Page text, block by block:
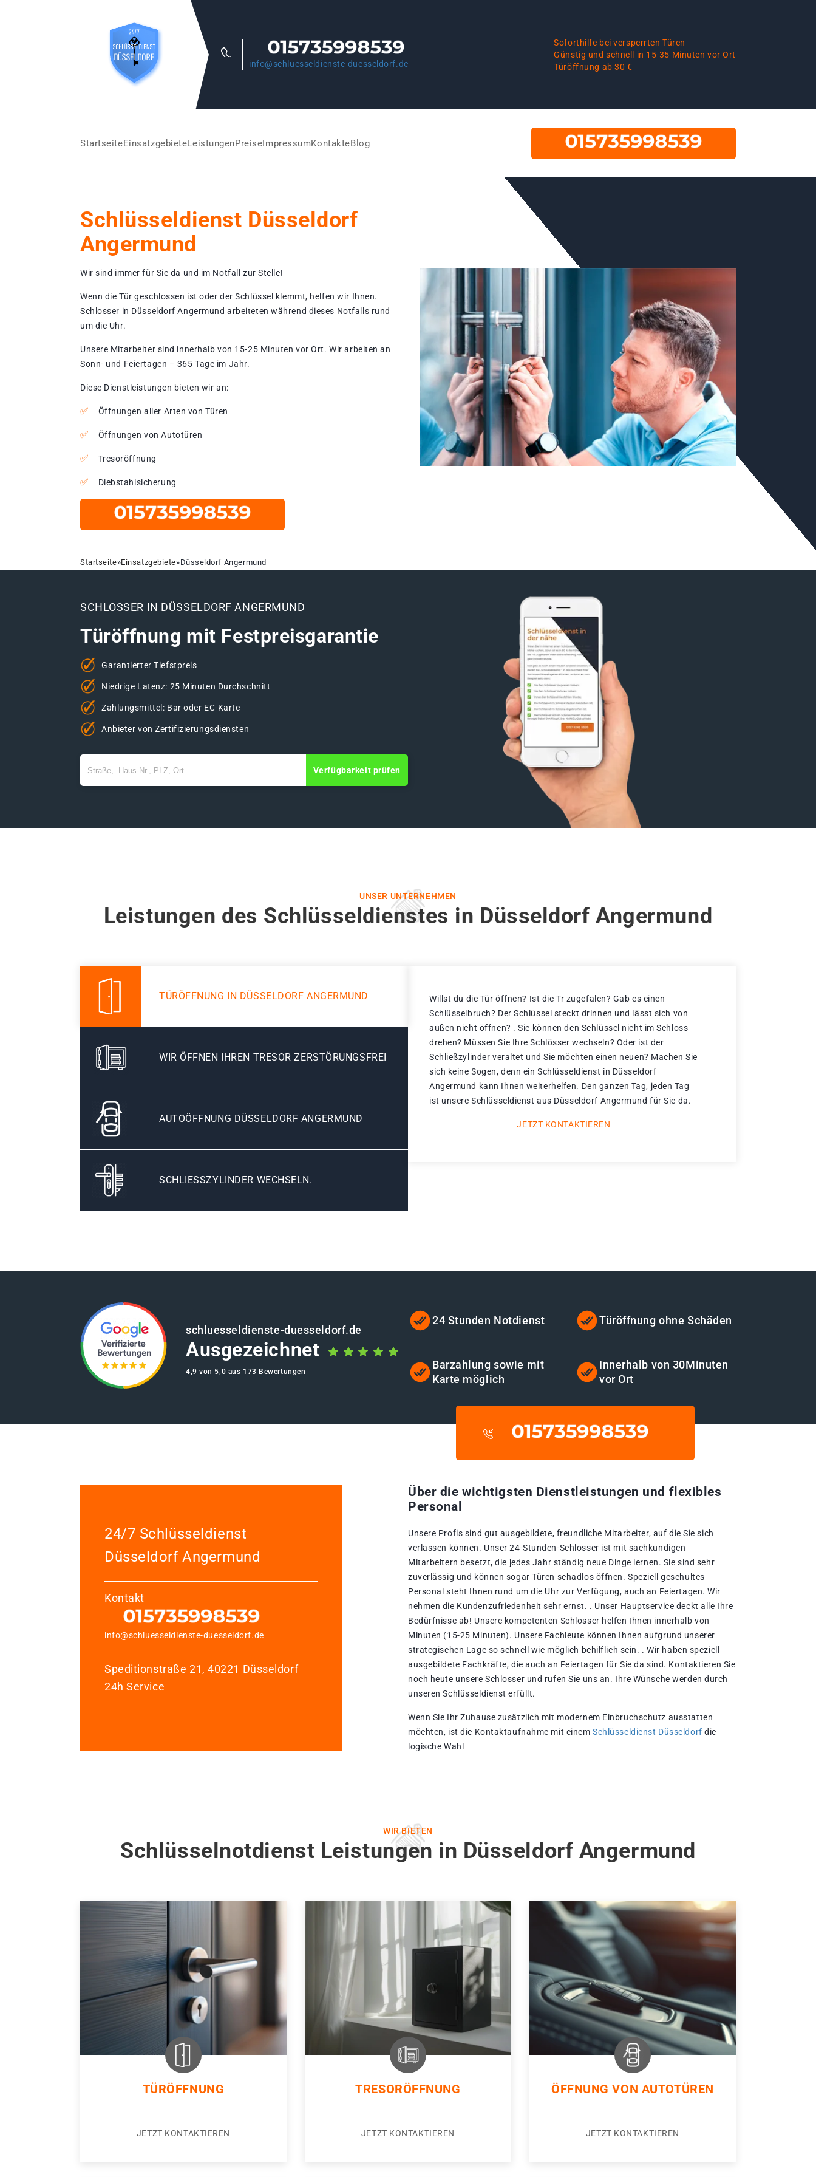
info@schluesseldienste-duesseldorf.de
Soforthilfe bei versperrten Türen
Günstig und schnell in 15-35 Minuten vor Ort
Türöffnung ab 30 €
StartseiteEinsatzgebieteLeistungenPreiseImpressumKontakteBlog
Schlüsseldienst Düsseldorf
Angermund
Wir sind immer für Sie da und im Notfall zur Stelle!
Wenn die Tür geschlossen ist oder der Schlüssel klemmt, helfen wir Ihnen.
Schlosser in Düsseldorf Angermund arbeiteten während dieses Notfalls rund
um die Uhr.
Unsere Mitarbeiter sind innerhalb von 15-25 Minuten vor Ort. Wir arbeiten an
Sonn- und Feiertagen – 365 Tage im Jahr.
Diese Dienstleistungen bieten wir an:
Öffnungen aller Arten von Türen
Öffnungen von Autotüren
Tresoröffnung
Diebstahlsicherung
Startseite»Einsatzgebiete»Düsseldorf Angermund
SCHLOSSER IN DÜSSELDORF ANGERMUND
Türöffnung mit Festpreisgarantie
Garantierter Tiefstpreis
Niedrige Latenz: 25 Minuten Durchschnitt
Zahlungsmittel: Bar oder EC-Karte
Anbieter von Zertifizierungsdiensten
Verfügbarkeit prüfen
UNSER UNTERNEHMEN
Leistungen des Schlüsseldienstes in Düsseldorf Angermund
TÜRÖFFNUNG IN DÜSSELDORF ANGERMUND
WIR ÖFFNEN IHREN TRESOR ZERSTÖRUNGSFREI
AUTOÖFFNUNG DÜSSELDORF ANGERMUND
SCHLIESSZYLINDER WECHSELN.
Willst du die Tür öffnen? Ist die Tr zugefalen? Gab es einen
Schlüsselbruch? Der Schlüssel steckt drinnen und lässt sich von
außen nicht öffnen? . Sie können den Schlüssel nicht im Schloss
drehen? Müssen Sie Ihre Schlösser wechseln? Oder ist der
Schließzylinder veraltet und Sie möchten einen neuen? Machen Sie
sich keine Sogen, denn ein Schlüsseldienst in Düsseldorf
Angermund kann Ihnen weiterhelfen. Den ganzen Tag, jeden Tag
ist unsere Schlüsseldienst aus Düsseldorf Angermund für Sie da.
JETZT KONTAKTIEREN
schluesseldienste-duesseldorf.de
Ausgezeichnet
4,9 von 5,0 aus 173 Bewertungen
24 Stunden Notdienst Türöffnung ohne Schäden
Barzahlung sowie mit
Karte möglich
Innerhalb von 30Minuten
vor Ort
24/7 Schlüsseldienst
Düsseldorf Angermund
Kontakt
info@schluesseldienste-duesseldorf.de
Speditionstraße 21, 40221 Düsseldorf
24h Service
Über die wichtigsten Dienstleistungen und flexibles
Personal
Unsere Profis sind gut ausgebildete, freundliche Mitarbeiter, auf die Sie sich
verlassen können. Unser 24-Stunden-Schlosser ist mit sachkundigen
Mitarbeitern besetzt, die jedes Jahr ständig neue Dinge lernen. Sie sind sehr
zuverlässig und können sogar Türen schadlos öffnen. Speziell geschultes
Personal steht Ihnen rund um die Uhr zur Verfügung, auch an Feiertagen. Wir
nehmen die Kundenzufriedenheit sehr ernst. . Unser Hauptservice deckt alle Ihre
Bedürfnisse ab! Unsere kompetenten Schlosser helfen Ihnen innerhalb von
Minuten (15-25 Minuten). Unsere Fachleute können Ihnen aufgrund unserer
strategischen Lage so schnell wie möglich behilflich sein. . Wir haben speziell
ausgebildete Fachkräfte, die auch an Feiertagen für Sie da sind. Kontaktieren Sie
noch heute unsere Schlosser und rufen Sie uns an. Ihre Wünsche werden durch
unseren Schlüsseldienst erfüllt.
Wenn Sie Ihr Zuhause zusätzlich mit modernem Einbruchschutz ausstatten
möchten, ist die Kontaktaufnahme mit einemSchlüsseldienst Düsseldorf die
logische Wahl
WIR BIETEN
Schlüsselnotdienst Leistungen in Düsseldorf Angermund
TÜRÖFFNUNG
JETZT KONTAKTIEREN
TRESORÖFFNUNG
JETZT KONTAKTIEREN
ÖFFNUNG VON AUTOTÜREN
JETZT KONTAKTIEREN